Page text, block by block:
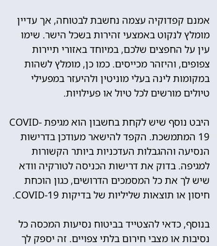
אמנם קפדוקיה עצמה נחשבת לבטוחה, אך עדיין
מומלץ לנקוט באמצעי זהירות בשכל הישר. שימו
עין על החפצים שלכם, במיוחד באזורי תיירות
צפופים, והיזהר מכייסים. כמו כן, מומלץ לשהות
במקומות לינה בעלי מוניטין ולהיעזר במפעילי
טיולים מורשים לכל טיול או פעילויות.
היבט נוסף שיש לקחת בחשבון הוא מגיפת COVID-
19 המתמשכת. הקפד להישאר מעודכן בדרישות
הנסיעה וההגבלות העדכניות ביותר הקשורות
למגיפה. בדוק את דרישות הכניסה לטורקיה וודא
שיש לך את כל המסמכים הדרושים, כגון הוכחת
חיסון או תוצאות שליליות של בדיקות COVID-19.
בנוסף, כדאי להצטייד בביטוח נסיעות המכסה כל
נסיבות או מצבי חירום בלתי צפויים. זה יספק לך